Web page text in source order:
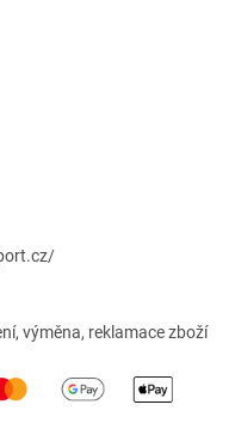
výměna, reklamace zboží